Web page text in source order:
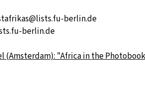
berlin.de
berlin.de
"Africa in the Photobook."